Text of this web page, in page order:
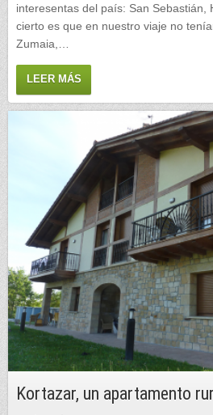
interesentas del país: San Sebastián,
cierto es que en nuestro viaje no
Zumaia,…
LEER MÁS
Kortazar, un apartamento